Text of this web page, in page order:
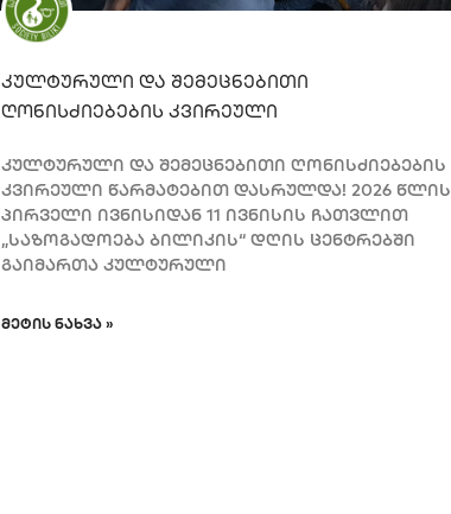
კულტურული და შემეცნებითი
ღონისძიებების კვირეული
კულტურული და შემეცნებითი ღონისძიებების
კვირეული წარმატებით დასრულდა! 2026 წლის
პირველი ივნისიდან 11 ივნისის ჩათვლით
„საზოგადოება ბილიკის“ დღის ცენტრებში
გაიმართა კულტურული
ᲛᲔᲢᲘᲡ ᲜᲐᲮᲕᲐ »